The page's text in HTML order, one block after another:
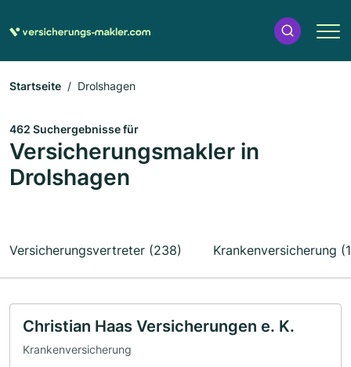
Startseite Drolshagen
462 Suchergebnisse für
Versicherungsmakler in
Drolshagen
Versicherungsvertreter (238) Krankenversicherung
Christian Haas Versicherungen e. K.
Krankenversicherung